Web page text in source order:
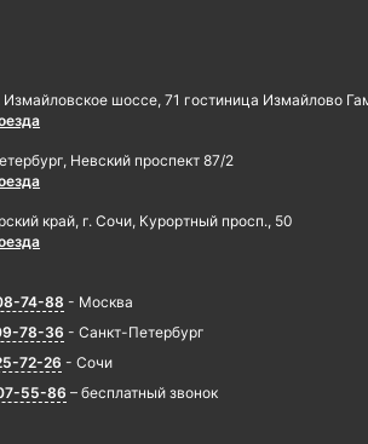
Измайловское шоссе, 71 гостиница Измайлово
Невский проспект 87/2
край, г. Сочи, Курортный просп., 50
74-88 - Москва
78-36 - Санкт-Петербург
72-26 - Сочи
55-86 – бесплатный звонок